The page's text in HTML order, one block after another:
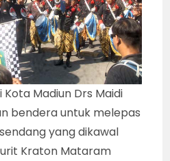
Kota Madiun Drs Maidi
bendera untuk melepas
yang dikawal
Kraton Mataram